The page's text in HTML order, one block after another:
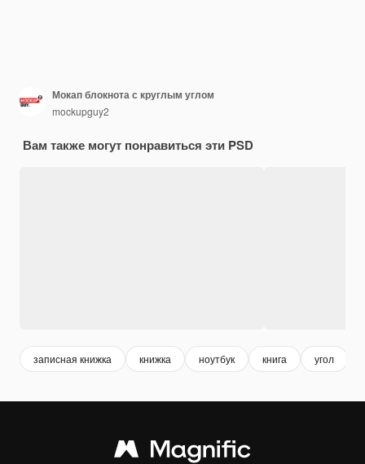
Мокап блокнота с круглым углом
mockupguy2
Вам также могут понравиться эти PSD
записная книжка книжка ноутбук книга угол